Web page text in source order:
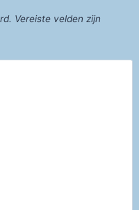
Vereiste velden zijn